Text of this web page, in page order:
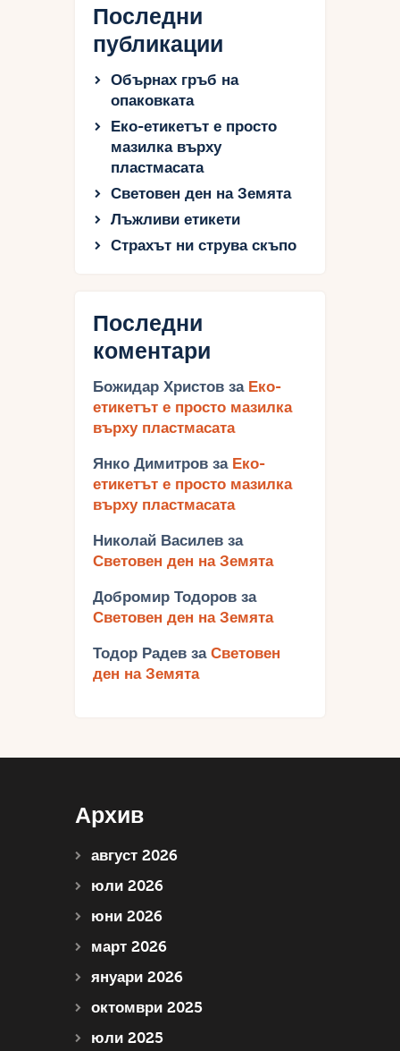
Последни
публикации
Обърнах гръб на
опаковката
Еко-етикетът е просто
мазилка върху
пластмасата
Световен ден на Земята
Лъжливи етикети
Страхът ни струва скъпо
Последни
коментари
Божидар Христов за Еко-
етикетът е просто мазилка
върху пластмасата
Янко Димитров за Еко-
етикетът е просто мазилка
върху пластмасата
Николай Василев за
Световен ден на Земята
Добромир Тодоров за
Световен ден на Земята
Тодор Радев за Световен
ден на Земята
Архив
август 2026
юли 2026
юни 2026
март 2026
януари 2026
октомври 2025
юли 2025